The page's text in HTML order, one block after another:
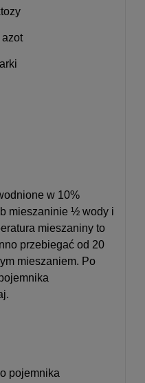
azot
w 10%
mieszaninie ½ wody i
mieszaniny to
przebiegać od 20
mieszaniem. Po
pojemnika